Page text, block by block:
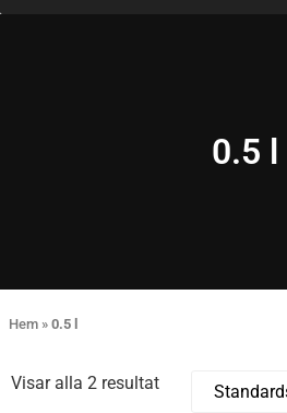
0.5 l
Hem » 0.5 l
Visar alla 2 resultat